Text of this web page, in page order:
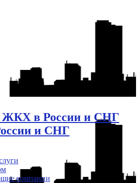
ЖКХ в России и СНГ
и СНГ
компании